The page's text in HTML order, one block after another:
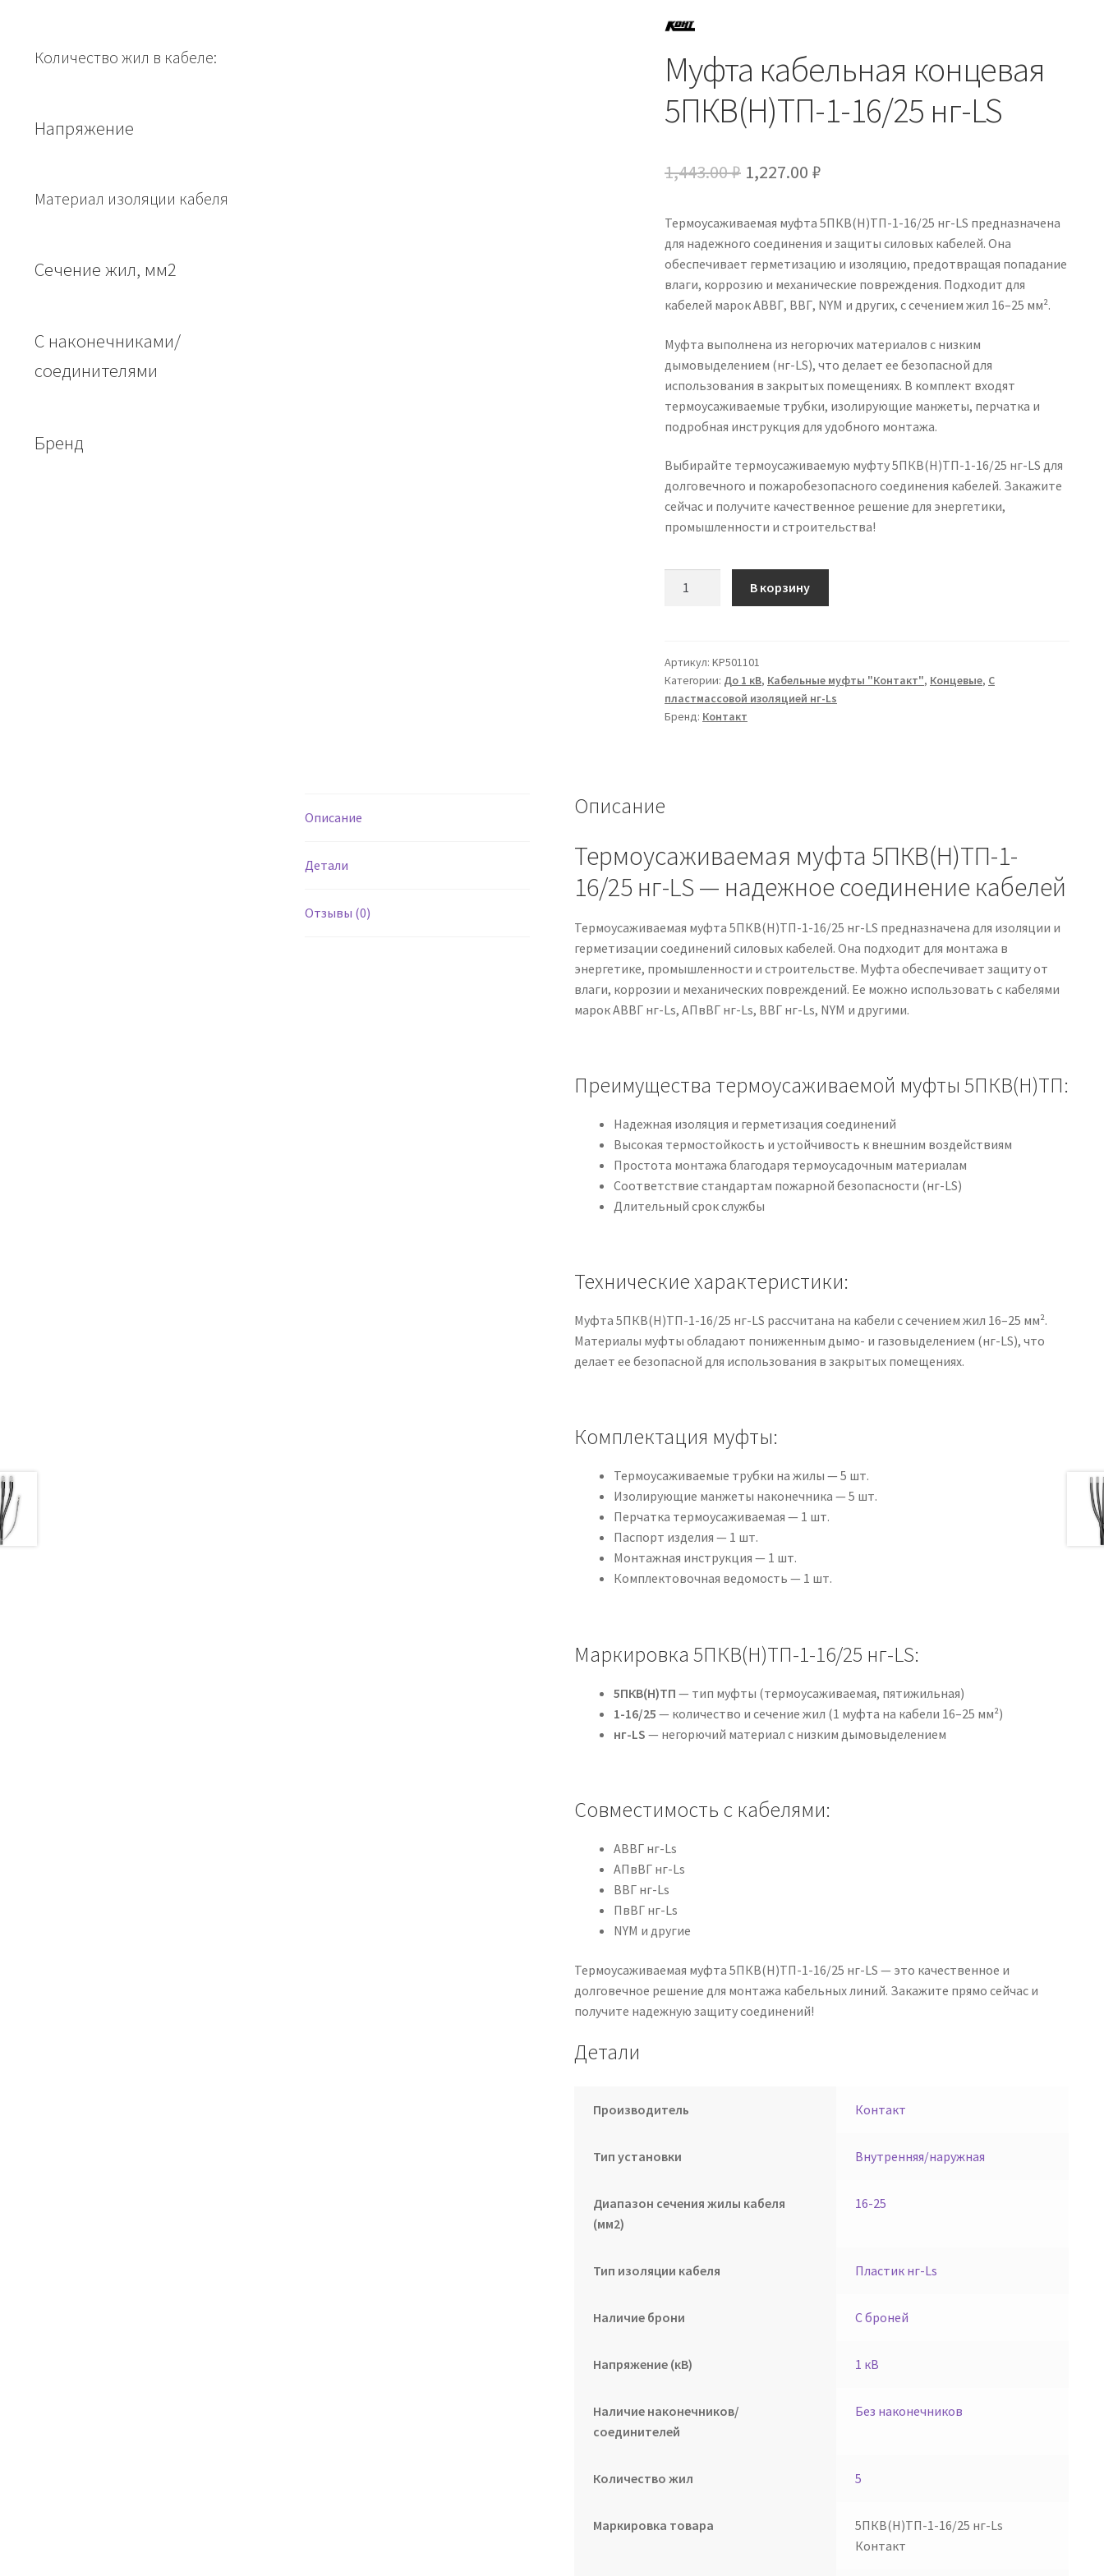
Муфта кабельная концевая
5ПКВ(Н)ТП-1-16/25 нг-LS
1,443.00₽ Первоначальная
составляла
1,443.00 ₽.
1,227.00 ₽
1,227.00 ₽.
Термоусаживаемая муфта 5ПКВ(Н)ТП-1-16/25 нг-LS предназначена
для надежного соединения и защиты силовых кабелей. Она
обеспечивает герметизацию и изоляцию, предотвращая попадание
влаги, коррозию и механические повреждения. Подходит для
кабелей марок АВВГ, ВВГ, NYM и других, с сечением жил 16–25 мм².
Муфта выполнена из негорючих материалов с низким
дымовыделением (нг-LS), что делает ее безопасной для
использования в закрытых помещениях. В комплект входят
термоусаживаемые трубки, изолирующие манжеты, перчатка и
подробная инструкция для удобного монтажа.
Выбирайте термоусаживаемую муфту 5ПКВ(Н)ТП-1-16/25 нг-LS для
долговечного и пожаробезопасного соединения кабелей. Закажите
сейчас и получите качественное решение для энергетики,
промышленности и строительства!
концевая
5ПКВ(Н)ТП-1-
16/25
нг-
В корзину
Артикул: KP501101
Категории: До 1 кВ, Кабельные муфты "Контакт", Концевые, С
пластмассовой изоляцией нг-Ls
Бренд: Контакт
Описание
Детали
Отзывы (0)
Описание
Термоусаживаемая муфта 5ПКВ(Н)ТП-1-
16/25 нг-LS — надежное соединение кабелей
Термоусаживаемая муфта 5ПКВ(Н)ТП-1-16/25 нг-LS предназначена для изоляции и
герметизации соединений силовых кабелей. Она подходит для монтажа в
энергетике, промышленности и строительстве. Муфта обеспечивает защиту от
влаги, коррозии и механических повреждений. Ее можно использовать с кабелями
марок АВВГ нг-Ls, АПвВГ нг-Ls, ВВГ нг-Ls, NYM и другими.
Преимущества термоусаживаемой муфты 5ПКВ(Н)ТП:
Надежная изоляция и герметизация соединений
Высокая термостойкость и устойчивость к внешним воздействиям
Простота монтажа благодаря термоусадочным материалам
Соответствие стандартам пожарной безопасности (нг-LS)
Длительный срок службы
Технические характеристики:
Муфта 5ПКВ(Н)ТП-1-16/25 нг-LS рассчитана на кабели с сечением жил 16–25 мм².
Материалы муфты обладают пониженным дымо- и газовыделением (нг-LS), что
делает ее безопасной для использования в закрытых помещениях.
Комплектация муфты:
Термоусаживаемые трубки на жилы — 5 шт.
Изолирующие манжеты наконечника — 5 шт.
Перчатка термоусаживаемая — 1 шт.
Паспорт изделия — 1 шт.
Монтажная инструкция — 1 шт.
Комплектовочная ведомость — 1 шт.
Маркировка 5ПКВ(Н)ТП-1-16/25 нг-LS:
5ПКВ(Н)ТП — тип муфты (термоусаживаемая, пятижильная)
1-16/25 — количество и сечение жил (1 муфта на кабели 16–25 мм²)
нг-LS — негорючий материал с низким дымовыделением
Совместимость с кабелями:
АВВГ нг-Ls
АПвВГ нг-Ls
ВВГ нг-Ls
ПвВГ нг-Ls
NYM и другие
Термоусаживаемая муфта 5ПКВ(Н)ТП-1-16/25 нг-LS — это качественное и
долговечное решение для монтажа кабельных линий. Закажите прямо сейчас и
получите надежную защиту соединений!
Детали
Производитель Контакт
Тип установки Внутренняя/наружная
Диапазон сечения жилы кабеля
(мм2)
16-25
Тип изоляции кабеля Пластик нг-Ls
Наличие брони С броней
Напряжение (кВ) 1 кВ
Наличие наконечников/
соединителей
Без наконечников
Количество жил 5
Маркировка товара
5ПКВ(Н)ТП-1-16/25 нг-Ls
Контакт
Количество жил в кабеле:
Напряжение
Материал изоляции кабеля
Сечение жил, мм2
С наконечниками/
соединителями
Бренд